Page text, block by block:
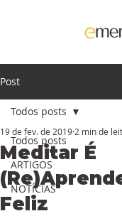
Post
Todos posts
ARTIGOS
NOTÍCIAS
Todos posts
Meditar É
Feliz
19 de fev. de 2019 2 min de